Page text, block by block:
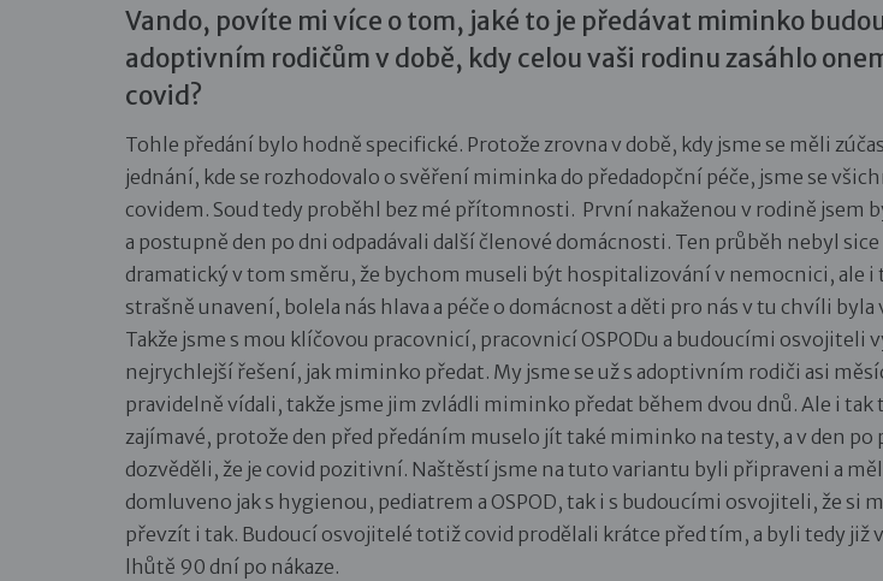
Vando, povíte mi více o tom, jaké to je předávat miminko
adoptivním rodičům v době, kdy celou vaši rodinu zasáhlo
covid?
Tohle předání bylo hodně specifické. Protože zrovna v době, kdy jsme se měli
jednání, kde se rozhodovalo o svěření miminka do předadopční péče, jsme se
covidem. Soud tedy proběhl bez mé přítomnosti. První nakaženou v rodině jsem
a postupně den po dni odpadávali další členové domácnosti. Ten průběh nebyl
dramatický v tom směru, že bychom museli být hospitalizování v nemocnici, ale i
strašně unavení, bolela nás hlava a péče o domácnost a děti pro nás v tu chvíli
Takže jsme s mou klíčovou pracovnicí, pracovnicí OSPODu a budoucími osvojiteli
nejrychlejší řešení, jak miminko předat. My jsme se už s adoptivním rodiči asi
pravidelně vídali, takže jsme jim zvládli miminko předat během dvou dnů. Ale i tak
zajímavé, protože den před předáním muselo jít také miminko na testy, a v den po
dozvěděli, že je covid pozitivní. Naštěstí jsme na tuto variantu byli připraveni a
domluveno jak s hygienou, pediatrem a OSPOD, tak i s budoucími osvojiteli, že si
převzít i tak. Budoucí osvojitelé totiž covid prodělali krátce před tím, a byli tedy již
lhůtě 90 dní po nákaze.